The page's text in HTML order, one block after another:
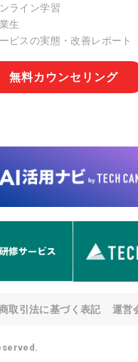
当社は事業運営上、前項利用目
託することがあります。この場
選定し、個人情報の適正管理・
6. 個人情報の開示等の請求 ご本
情報の開示等(利用目的の通知
す。ただし、申請が本人確認が
す。 なお、アクセスログなどの
【お問合せ窓口】
株式会社div 個人情報問合せ窓口
〒107-0052 東京都港区赤坂8-
メールアドレス
ご本人様が当社に個人情報を提
ライン学習
生
ビスの実態・改善レポート
無料カウンセリング
取引法に基づく表記 運営